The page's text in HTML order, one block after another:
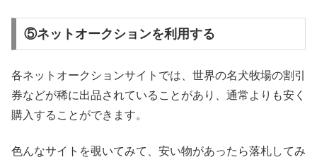
⑤ネットオークションを利用する
各ネットオークションサイトでは、世界の名犬牧場の割引
券などが稀に出品されていることがあり、通常よりも安く
購入することができます。
色んなサイトを覗いてみて、安い物があったら落札してみ